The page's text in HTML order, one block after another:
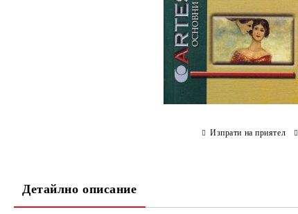
Изпрати на приятел
Детайлно описание